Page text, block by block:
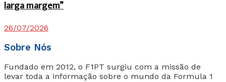
larga margem”
26/07/2026
Sobre Nós
Fundado em 2012, o F1PT surgiu com a missão de
levar toda a informação sobre o mundo da Formula 1